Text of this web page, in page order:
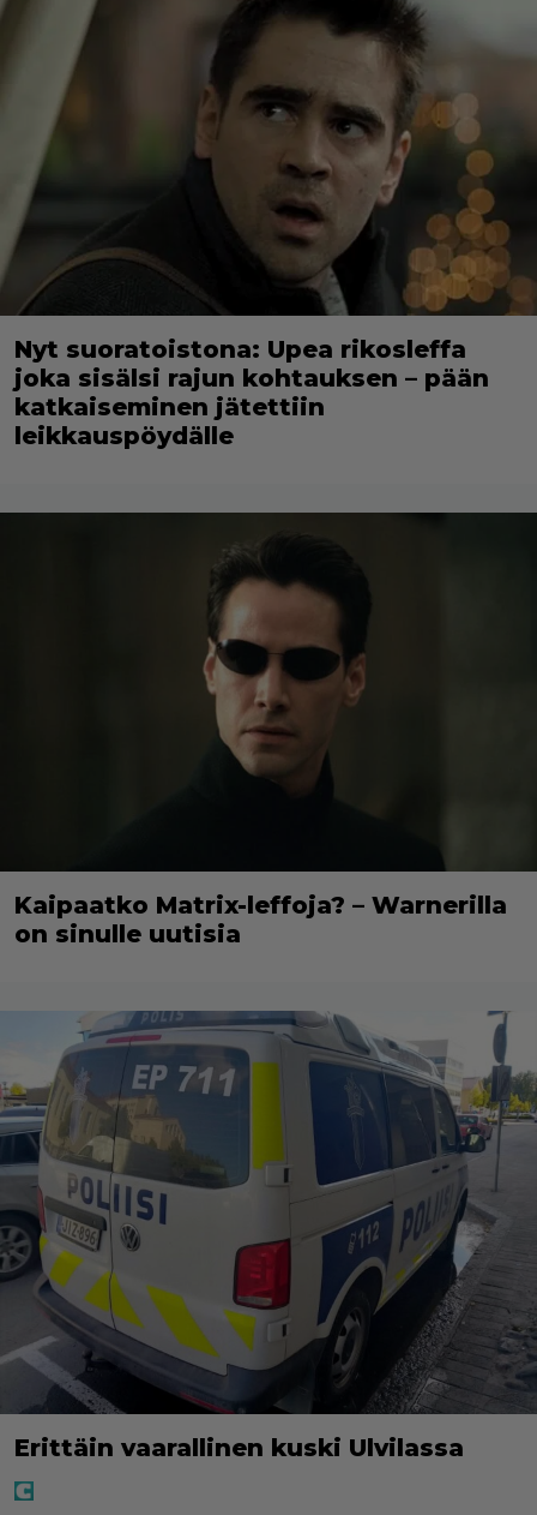
Nyt suoratoistona: Upea rikosleffa
joka sisälsi rajun kohtauksen – pään
katkaiseminen jätettiin
leikkauspöydälle
Kaipaatko Matrix-leffoja? – Warnerilla
on sinulle uutisia
Erittäin vaarallinen kuski Ulvilassa